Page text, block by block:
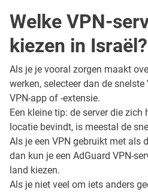
Welke VPN-
kiezen in Israël?
Als je je vooral zorgen maakt
werken, selecteer dan de
VPN-app of -extensie.
Een kleine tip: de server die
locatie bevindt, is meestal de
Als je een VPN gebruikt met als
dan kun je een AdGuard VPN-
land kiezen.
Als je niet veel om iets anders